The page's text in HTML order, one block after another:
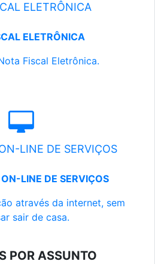
ELETRÔNICA
ELETRÔNICA
Fiscal Eletrônica.
LINE DE SERVIÇOS
LINE DE SERVIÇOS
através da internet, sem
sair de casa.
POR ASSUNTO